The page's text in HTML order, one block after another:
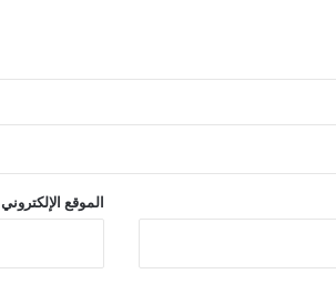
الموقع الإلكتروني